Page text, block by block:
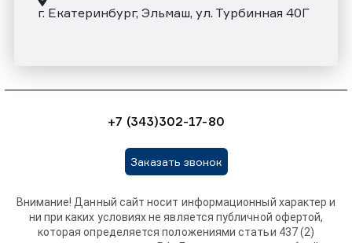
г. Екатеринбург, Эльмаш, ул. Турбинная 40Г
+7 (343)302-17-80
Заказать звонок
Внимание! Данный сайт носит информационный характер и
ни при каких условиях не является публичной офертой,
которая определяется положениями статьи 437 (2)